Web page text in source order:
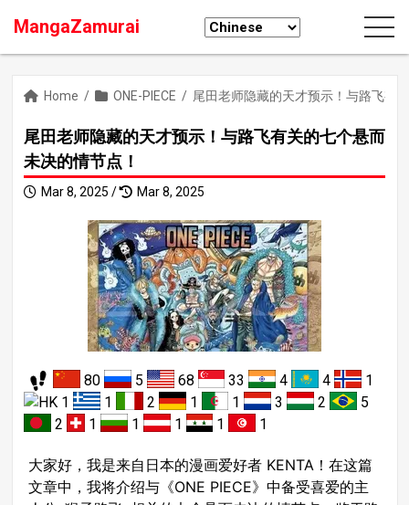
MangaZamurai
Home / ONE-PIECE / 尾田老师隐藏的天才预示！与路飞有
尾田老师隐藏的天才预示！与路飞有关的七个悬而
未决的情节点！
Mar 8, 2025 / Mar 8, 2025
80 5 68 33 4 4
1
1
1 2 1 1 3 2
5
2
1 1 1 1 1
大家好，我是来自日本的漫画爱好者 KENTA！在这篇
文章中，我将介绍与《ONE PIECE》中备受喜爱的主